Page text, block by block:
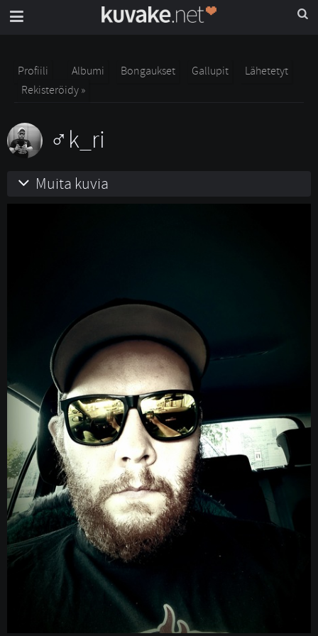
Profiili Albumi Bongaukset Gallupit
Lähetetyt
Rekisteröidy »
k_ri
Muita kuvia